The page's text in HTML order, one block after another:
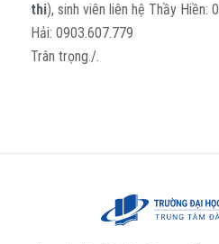
thi), sinh viên liên hệ Thầy Hiền:
Hải: 0903.607.779
Trân trọng./.